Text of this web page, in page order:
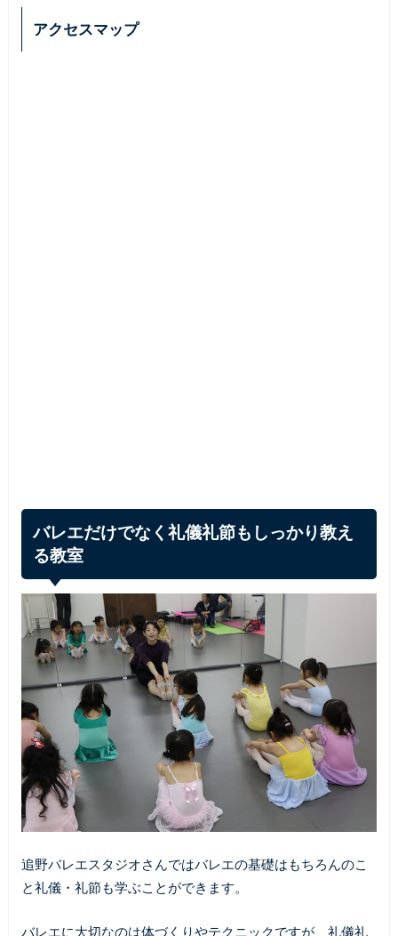
アクセスマップ
バレエだけでなく礼儀礼節もしっかり教え
る教室
追野バレエスタジオさんではバレエの基礎はもちろんのこ
と礼儀・礼節も学ぶことができます。
バレエに大切なのは体づくりやテクニックですが、礼儀礼